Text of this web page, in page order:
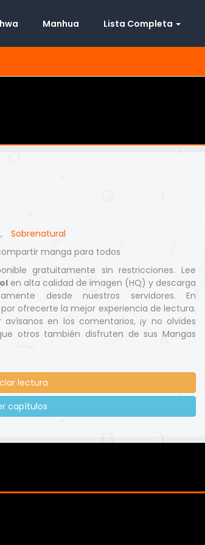
Manhua Lista Completa
,
Sobrenatural
manga para todos
gratuitamente sin restricciones. Lee
en alta calidad de imagen (HQ) y descarga
desde nuestros servidores. En
ofrecerte la mejor experiencia de lectura.
en los comentarios, ¡y no olvides
otros también disfruten de sus Mangas
lectura
capítulos